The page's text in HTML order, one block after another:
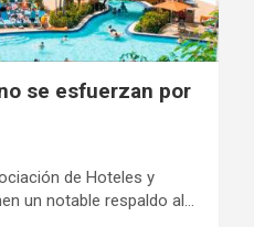
se esfuerzan por
de Hoteles y
un notable respaldo al…